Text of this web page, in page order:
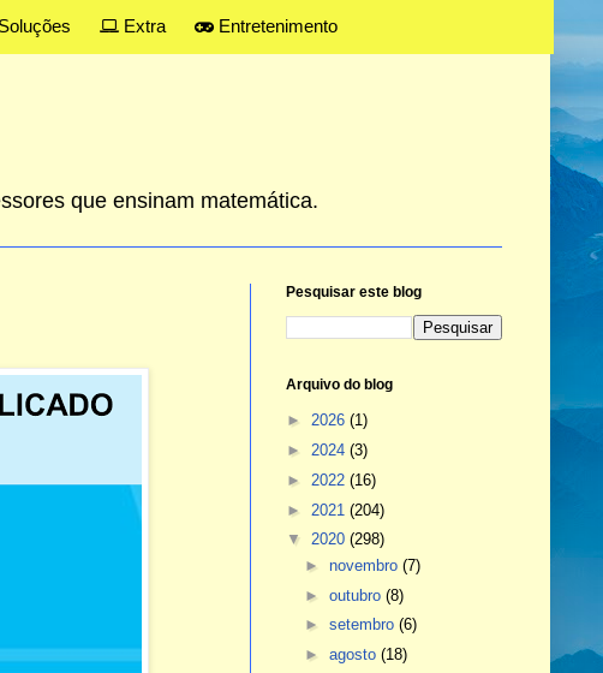
Extra Entretenimento
que ensinam matemática.
Pesquisar este blog
Arquivo do blog
► 2026 (1)
► 2024 (3)
► 2022 (16)
► 2021 (204)
▼ 2020 (298)
►novembro(7)
►outubro(8)
►setembro(6)
►agosto(18)